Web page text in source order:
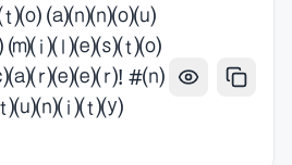
⒜⒩⒩⒪⒰
⒨⒤⒧⒠⒮⒯⒪
#⒩